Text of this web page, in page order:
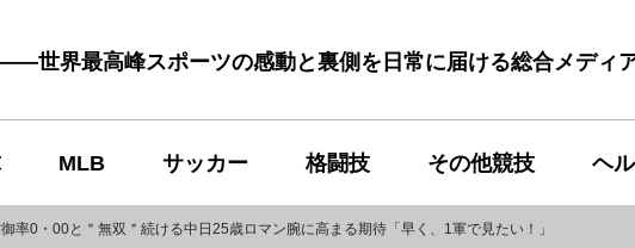
世界最高峰スポーツの感動と裏側を日常に届ける総合メディ
MLB サッカー 格闘技 その他競技 ヘ
0・00と＂無双＂続ける中日25歳ロマン腕に高まる期待「早く、1軍で見たい！」